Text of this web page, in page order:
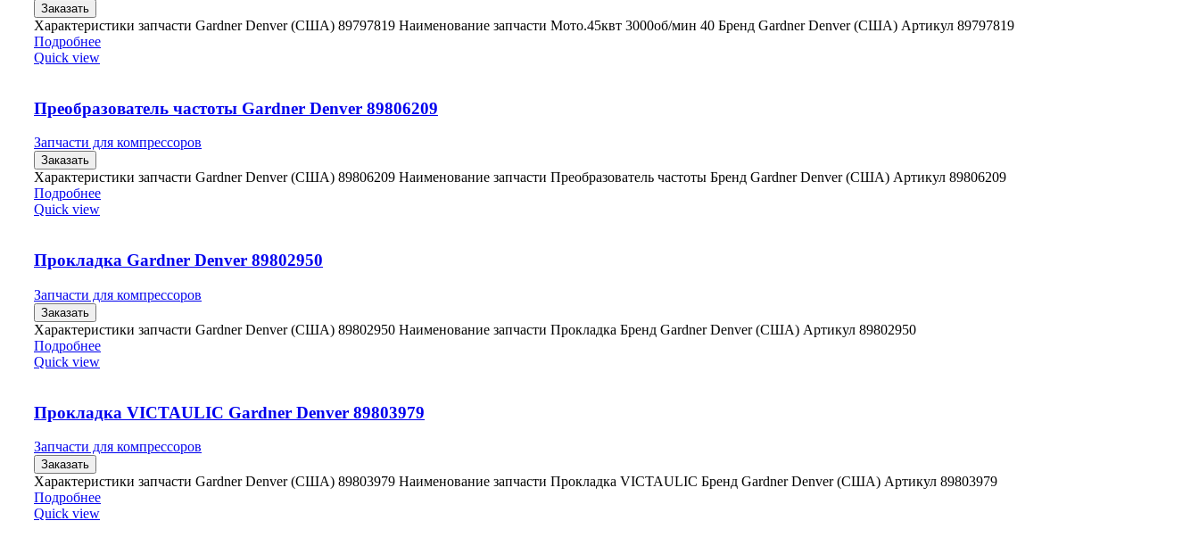
Заказать
Характеристики запчасти Gardner Denver (США) 89797819 Наименование запчасти Мото.45квт 3000об/мин 40 Бренд Gardner Denver (США) Артикул 89797819
Подробнее
Quick view
Преобразователь частоты Gardner Denver 89806209
Запчасти для компрессоров
Заказать
Характеристики запчасти Gardner Denver (США) 89806209 Наименование запчасти Преобразователь частоты Бренд Gardner Denver (США) Артикул 89806209
Подробнее
Quick view
Прокладка Gardner Denver 89802950
Запчасти для компрессоров
Заказать
Характеристики запчасти Gardner Denver (США) 89802950 Наименование запчасти Прокладка Бренд Gardner Denver (США) Артикул 89802950
Подробнее
Quick view
Прокладка VICTAULIC Gardner Denver 89803979
Запчасти для компрессоров
Заказать
Характеристики запчасти Gardner Denver (США) 89803979 Наименование запчасти Прокладка VICTAULIC Бренд Gardner Denver (США) Артикул 89803979
Подробнее
Quick view